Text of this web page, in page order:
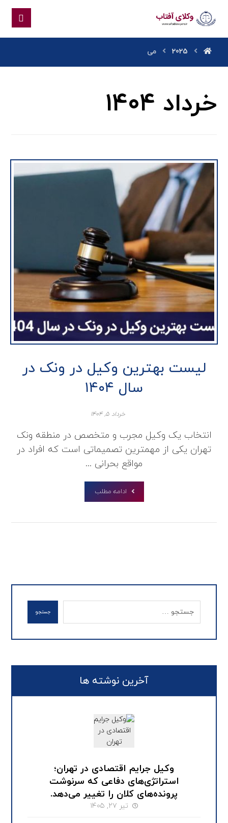
2025 می
خرداد ۱۴۰۴
لیست بهترین وکیل در ونک در
سال ۱۴۰۴
خرداد ۵, ۱۴۰۴
انتخاب یک وکیل مجرب و متخصص در منطقه ونک
تهران یکی از مهمترین تصمیماتی است که افراد در
مواقع بحرانی ...
ادامه مطلب
جستجو
آخرین نوشته ها
وکیل جرایم اقتصادی در تهران؛
استراتژی‌های دفاعی که سرنوشت
پرونده‌های کلان را تغییر می‌دهد.
تیر ۲۷, ۱۴۰۵